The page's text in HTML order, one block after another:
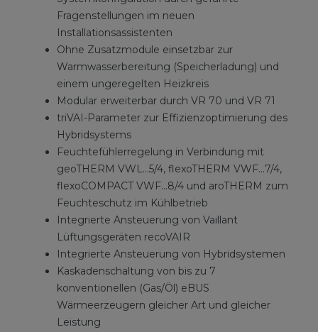
Fragenstellungen im neuen
Installationsassistenten
Ohne Zusatzmodule einsetzbar zur
Warmwasserbereitung (Speicherladung) und
einem ungeregelten Heizkreis
Modular erweiterbar durch VR 70 und VR 71
triVAI-Parameter zur Effizienzoptimierung des
Hybridsystems
Feuchtefühlerregelung in Verbindung mit
geoTHERM VWL...5/4, flexoTHERM VWF...7/4,
flexoCOMPACT VWF...8/4 und aroTHERM zum
Feuchteschutz im Kühlbetrieb
Integrierte Ansteuerung von Vaillant
Lüftungsgeräten recoVAIR
Integrierte Ansteuerung von Hybridsystemen
Kaskadenschaltung von bis zu 7
konventionellen (Gas/Öl) eBUS
Wärmeerzeugern gleicher Art und gleicher
Leistung